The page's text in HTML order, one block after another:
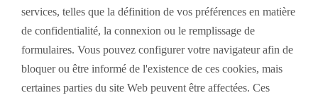
services, telles que la définition de vos préférences en matière
de confidentialité, la connexion ou le remplissage de
formulaires. Vous pouvez configurer votre navigateur afin de
bloquer ou être informé de l'existence de ces cookies, mais
certaines parties du site Web peuvent être affectées. Ces